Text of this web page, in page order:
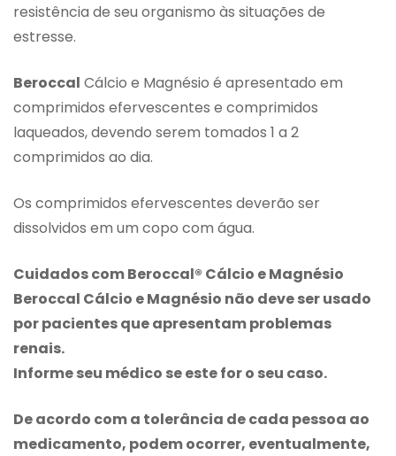
resistência de seu organismo às situações de
estresse.
Beroccal Cálcio e Magnésio é apresentado em
comprimidos efervescentes e comprimidos
laqueados, devendo serem tomados 1 a 2
comprimidos ao dia.
Os comprimidos efervescentes deverão ser
dissolvidos em um copo com água.
Cuidados com Beroccal® Cálcio e Magnésio
Beroccal Cálcio e Magnésio não deve ser usado
por pacientes que apresentam problemas
renais.
Informe seu médico se este for o seu caso.
De acordo com a tolerância de cada pessoa ao
medicamento, podem ocorrer, eventualmente,